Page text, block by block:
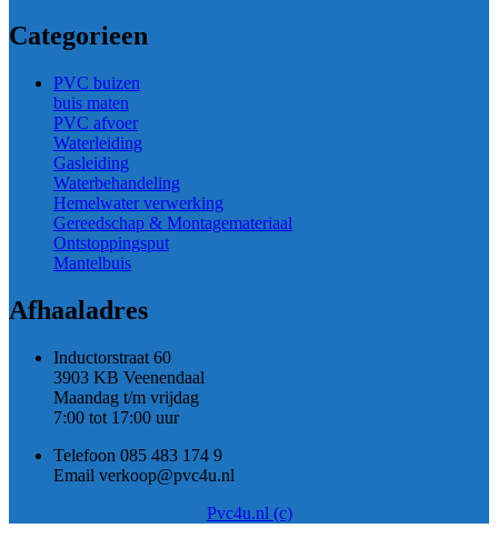
Categorieen
PVC buizen
buis maten
PVC afvoer
Waterleiding
Gasleiding
Waterbehandeling
Hemelwater verwerking
Gereedschap & Montagemateriaal
Ontstoppingsput
Mantelbuis
Afhaaladres
Inductorstraat 60
3903 KB Veenendaal
Maandag t/m vrijdag
7:00 tot 17:00 uur
Telefoon 085 483 174 9
Email verkoop@pvc4u.nl
Pvc4u.nl (c)